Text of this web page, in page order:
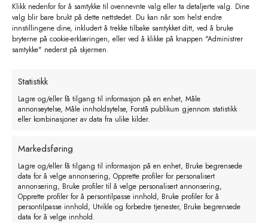
Klikk nedenfor for å samtykke til ovennevnte valg eller ta detaljerte valg. Dine
valg blir bare brukt på dette nettstedet. Du kan når som helst endre
innstillingene dine, inkludert å trekke tilbake samtykket ditt, ved å bruke
bryterne på cookie-erklæringen, eller ved å klikke på knappen "Administrer
samtykke" nederst på skjermen.
Statistikk
Lagre og/eller få tilgang til informasjon på en enhet, Måle
annonseytelse, Måle innholdsytelse, Forstå publikum gjennom statistikk
eller kombinasjoner av data fra ulike kilder.
Markedsføring
Lagre og/eller få tilgang til informasjon på en enhet, Bruke begrensede
data for å velge annonsering, Opprette profiler for personalisert
annonsering, Bruke profiler til å velge personalisert annonsering,
Opprette profiler for å persontilpasse innhold, Bruke profiler for å
persontilpasse innhold, Utvikle og forbedre tjenester, Bruke begrensede
data for å velge innhold.
Optima pH DUO dusjsåpe 1 ltr
kr240,00 eks. MVA